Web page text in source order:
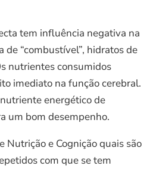
tem influência negativa na
“combustível”, hidratos de
nutrientes consumidos
imediato na função cerebral.
energético de
um bom desempenho.
Nutrição e Cognição quais são
com que se tem